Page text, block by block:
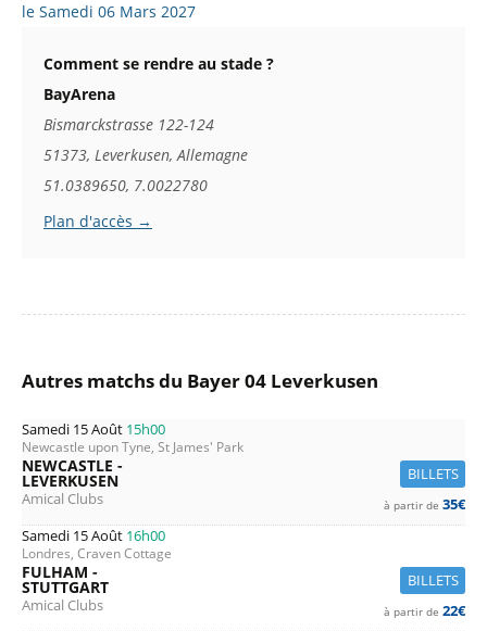
le Samedi 06 Mars 2027
Comment se rendre au stade ?
BayArena
Bismarckstrasse 122-124
51373, Leverkusen, Allemagne
51.0389650, 7.0022780
Plan d'accès →
Autres matchs du Bayer 04 Leverkusen
Samedi 15 Août 15h00
Newcastle upon Tyne, St James' Park
BILLETS
NEWCASTLE -
LEVERKUSEN
Amical Clubs à partir de 35€
Samedi 15 Août 16h00
Londres, Craven Cottage
BILLETS
FULHAM -
STUTTGART
Amical Clubs à partir de 22€